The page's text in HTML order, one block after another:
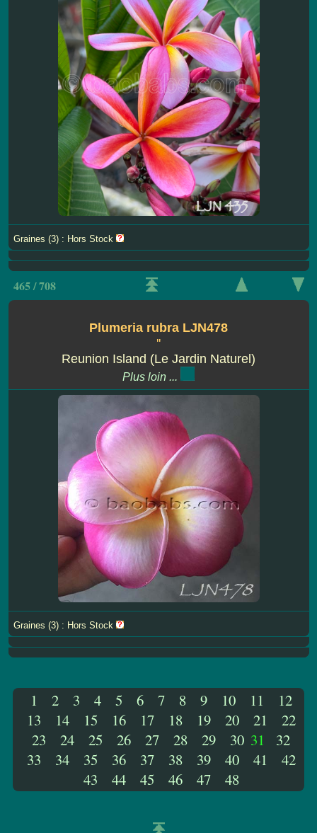
Graines (3) : Hors Stock
465 / 708
Plumeria rubra LJN478
''
Reunion Island (Le Jardin Naturel)
Plus loin ...
Graines (3) : Hors Stock
1 2 3 4 5 6 7 8 9 10 11
12
13
14 15 16 17 18 19 20 21
22
23
24 25 26 27 28 29 30 31
32
33
34 35 36 37 38 39 40 41
42
43
44 45 46 47 48